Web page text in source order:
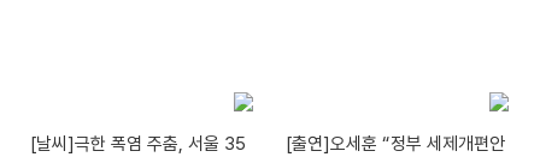
[날씨]극한 폭염 주춤, 서울 35
[출연]오세훈 “정부 세제개편안